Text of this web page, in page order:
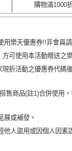
購物滿1000
用樂天優惠券!!非會員
可使用本活動贈送之
折活動之優惠券代碼
售商品(註1)合併使用
展或補發。
他人盜用或因個人因